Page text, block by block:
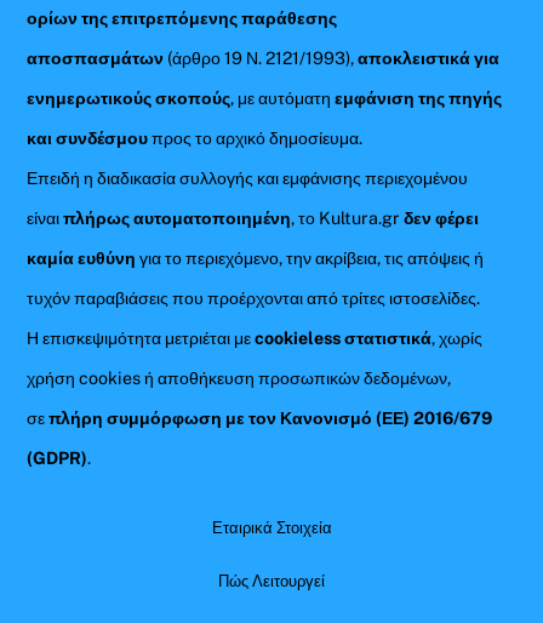
ορίων της επιτρεπόμενης παράθεσης
αποσπασμάτων (άρθρο 19 Ν. 2121/1993),αποκλειστικά για
ενημερωτικούς σκοπούς, με αυτόματηεμφάνιση της πηγής
και συνδέσμουπρος το αρχικό δημοσίευμα.
Επειδή η διαδικασία συλλογής και εμφάνισης περιεχομένου
είναιπλήρως αυτοματοποιημένη, το Kultura.grδεν φέρει
καμία ευθύνη για το περιεχόμενο, την ακρίβεια, τις απόψεις ή
τυχόν παραβιάσεις που προέρχονται από τρίτες ιστοσελίδες.
Η επισκεψιμότητα μετριέται μεcookieless στατιστικά, χωρίς
χρήση cookies ή αποθήκευση προσωπικών δεδομένων,
σεπλήρη συμμόρφωση με τον Κανονισμό (ΕΕ) 2016/679
(GDPR).
Εταιρικά Στοιχεία
Πώς Λειτουργεί